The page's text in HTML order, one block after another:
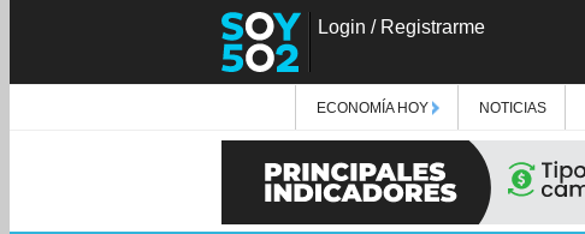
Login / Registrarme
ECONOMÍA HOY NOTICIAS